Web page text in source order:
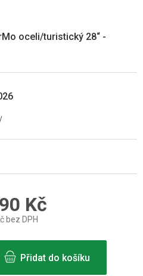
oceli/turistický 28“ -
Kč
bez DPH
Přidat do košíku